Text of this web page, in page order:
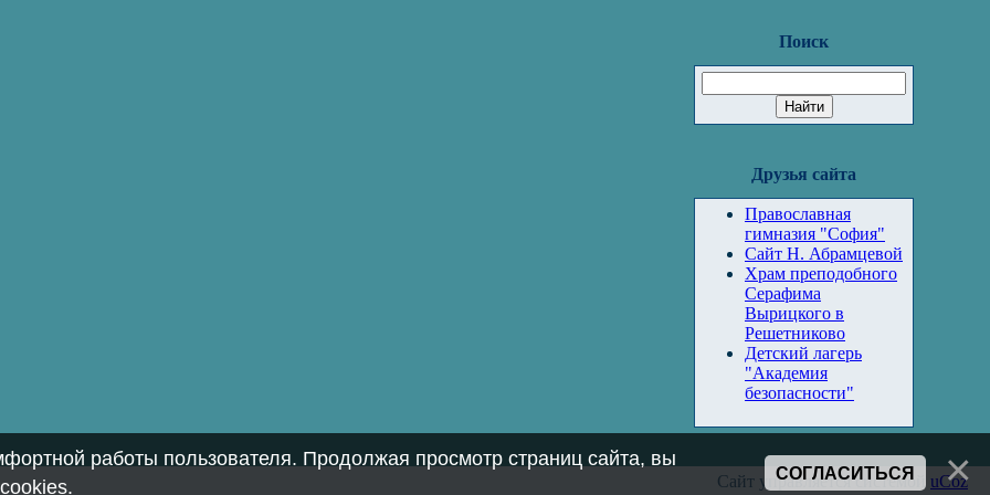
Поиск
Друзья сайта
Православная
гимназия "София"
Сайт Н. Абрамцевой
Храм преподобного
Серафима
Вырицкого в
Решетниково
Детский лагерь
"Академия
безопасности"
Сайт управляется системой uCoz
работы пользователя. Продолжая просмотр страниц сайта, вы
.
СОГЛАСИТЬСЯ